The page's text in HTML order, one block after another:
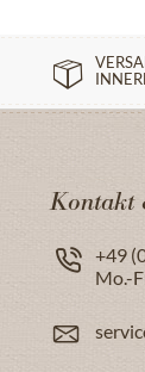
Kontakt
+49
Mo.-